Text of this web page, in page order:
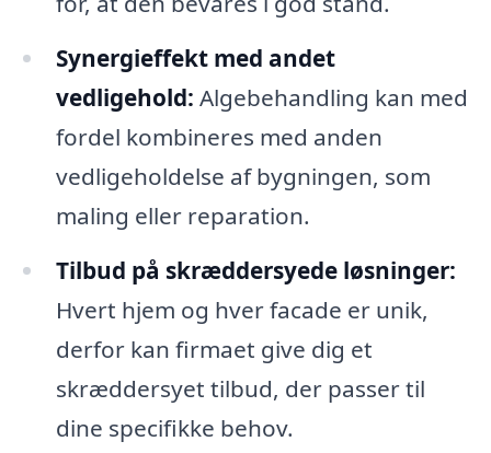
Synergieffekt med andet
vedligehold: Algebehandling kan med
fordel kombineres med anden
vedligeholdelse af bygningen, som
maling eller reparation.
Tilbud på skræddersyede løsninger:
Hvert hjem og hver facade er unik,
derfor kan firmaet give dig et
skræddersyet tilbud, der passer til
dine specifikke behov.